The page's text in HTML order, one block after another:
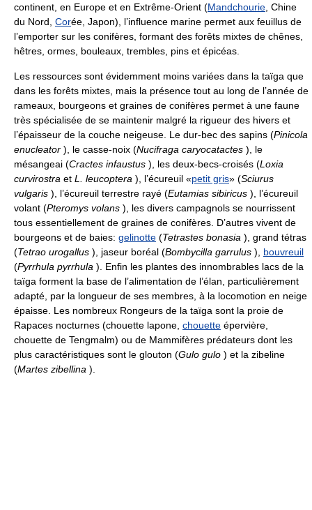
continent, en Europe et en Extrême-Orient (Mandchourie , Chine
du Nord, Corée, Japon), l’influence marine permet aux feuillus de
l’emporter sur les conifères, formant des forêts mixtes de chênes,
hêtres, ormes, bouleaux, trembles, pins et épicéas.
Les ressources sont évidemment moins variées dans la taïga que
dans les forêts mixtes, mais la présence tout au long de l’année de
rameaux, bourgeons et graines de conifères permet à une faune
très spécialisée de se maintenir malgré la rigueur des hivers et
l’épaisseur de la couche neigeuse. Le dur-bec des sapins (Pinicola
enucleator ), le casse-noix (Nucifraga caryocatactes ), le
mésangeai (Cractes infaustus ), les deux-becs-croisés (Loxia
curvirostra et L. leucoptera ), l’écureuil «petit gris» (Sciurus
vulgaris ), l’écureuil terrestre rayé (Eutamias sibiricus ), l’écureuil
volant (Pteromys volans ), les divers campagnols se nourrissent
tous essentiellement de graines de conifères. D’autres vivent de
bourgeons et de baies: gelinotte (Tetrastes bonasia ), grand tétras
(Tetrao urogallus ), jaseur boréal (Bombycilla garrulus ), bouvreuil
(Pyrrhula pyrrhula ). Enfin les plantes des innombrables lacs de la
taïga forment la base de l’alimentation de l’élan, particulièrement
adapté, par la longueur de ses membres, à la locomotion en neige
épaisse. Les nombreux Rongeurs de la taïga sont la proie de
Rapaces nocturnes (chouette lapone, chouette épervière,
chouette de Tengmalm) ou de Mammifères prédateurs dont les
plus caractéristiques sont le glouton (Gulo gulo ) et la zibeline
(Martes zibellina ).